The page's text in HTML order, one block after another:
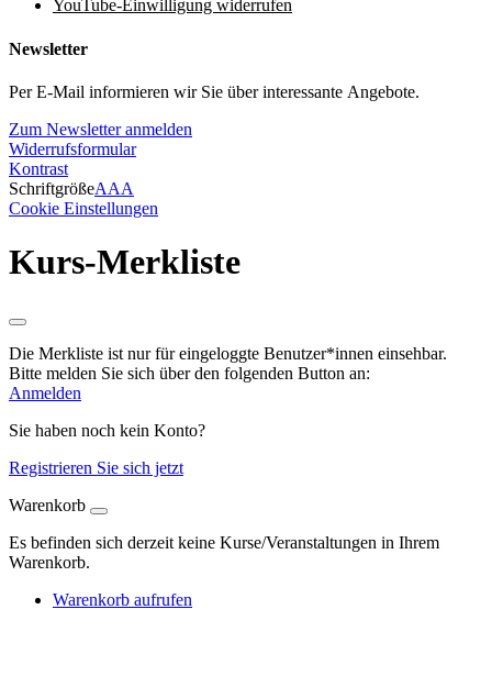
YouTube-Einwilligung widerrufen
Newsletter
Per E-Mail informieren wir Sie über interessante Angebote.
Zum Newsletter anmelden
Widerrufsformular
Kontrast
SchriftgrößeAAA
Cookie Einstellungen
Kurs-Merkliste
Die Merkliste ist nur für eingeloggte Benutzer*innen einsehbar.
Bitte melden Sie sich über den folgenden Button an:
Anmelden
Sie haben noch kein Konto?
Registrieren Sie sich jetzt
Warenkorb
Es befinden sich derzeit keine Kurse/Veranstaltungen in Ihrem
Warenkorb.
Warenkorb aufrufen